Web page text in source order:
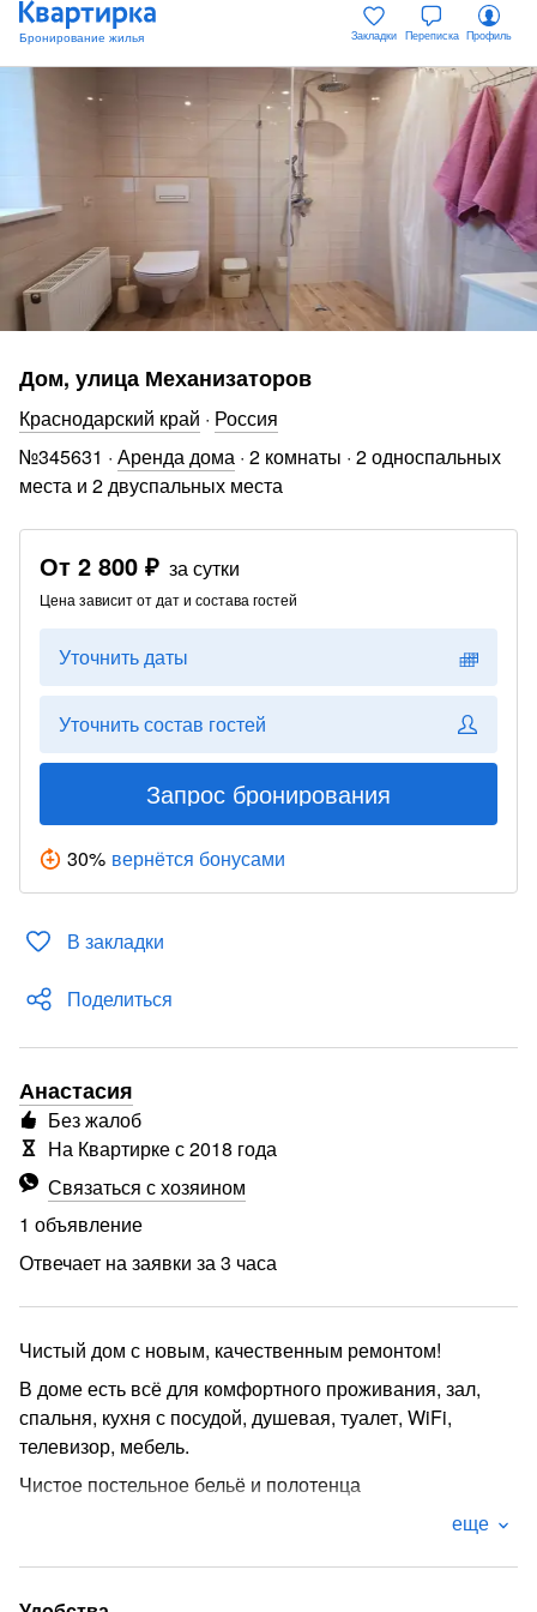
Закладки Переписка Профиль
Дом, улица Механизаторов
Краснодарский край · Россия
№345631 · Аренда дома · 2 комнаты · 2 односпальных
места и 2 двуспальных места
От 2 800 ₽ за сутки
Цена зависит от дат и состава гостей
Уточнить даты
Уточнить состав гостей
Запрос бронирования
30% вернётся бонусами
В закладки
Поделиться
Анастасия
Связаться с хозяином
1 объявление
Отвечает на заявки за 3 часа
Без жалоб
На Квартирке с 2018 года
Чистый дом с новым, качественным ремонтом!
В доме есть всё для комфортного проживания, зал,
спальня, кухня с посудой, душевая, туалет, WiFi,
телевизор, мебель.
Чистое постельное бельё и полотенца
еще